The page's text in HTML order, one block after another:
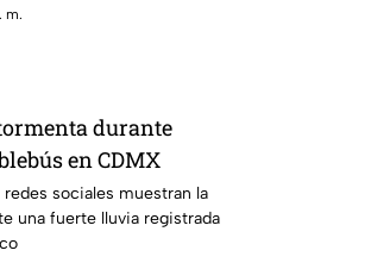
m.
durante
en CDMX
sociales muestran la
una fuerte lluvia registrada